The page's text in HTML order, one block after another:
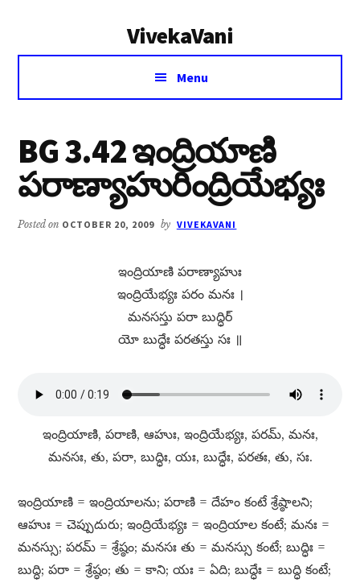
VivekaVani
Voice
Vivekananda
Menu
BG 3.42 ఇంద్రియాణి
పరాణ్యాహురింద్రియేభ్యః
Posted on OCTOBER 20, 2009 by VIVEKAVANI
ఇంద్రియాణి పరాణ్యాహుః
ఇంద్రియేభ్యః పరం మనః ।
మనసస్తు పరా బుద్ధిర్​
యో బుద్ధేః పరతస్తు సః ॥
ఇంద్రియాణి, పరాణి, ఆహుః, ఇంద్రియేభ్యః, పరమ్​, మనః,
మనసః, తు, పరా, బుద్ధిః, యః, బుద్ధేః, పరతః, తు, సః.
ఇంద్రియాణి = ఇంద్రియాలను; పరాణి = దేహం కంటే శ్రేష్ఠాలని;
ఆహుః = చెప్పుదురు; ఇంద్రియేభ్యః = ఇంద్రియాల కంటే; మనః =
మనస్సు; పరమ్​ = శ్రేష్ఠం; మనసః తు = మనస్సు కంటే; బుద్ధిః =
బుద్ధి; పరా = శ్రేష్ఠం; తు = కాని; యః = ఏది; బుద్ధేః = బుద్ధి కంటే;